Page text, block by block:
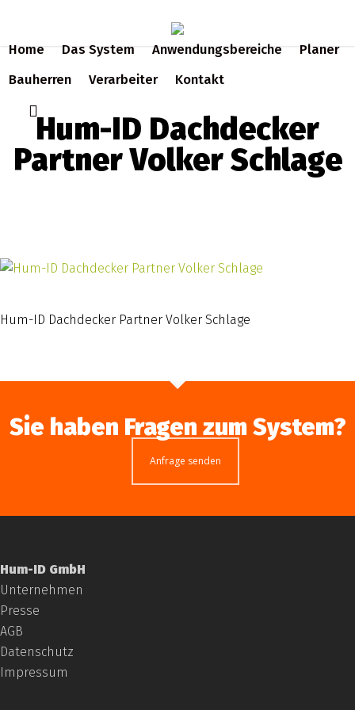
main
content
Home Das System Anwendungsbereiche
Planer
Bauherren
Verarbeiter Kontakt
Hum-ID Dachdecker
Partner Volker Schlage
Hum-ID Dachdecker Partner Volker Schlage
Sie haben Fragen zum System?
Anfrage senden
Hum-ID GmbH
Unternehmen
Presse
AGB
Datenschutz
Impressum